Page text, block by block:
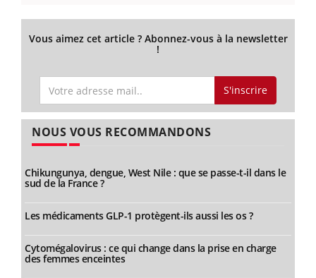
Vous aimez cet article ? Abonnez-vous à la newsletter
!
S'inscrire
NOUS VOUS RECOMMANDONS
Chikungunya, dengue, West Nile : que se passe-t-il dans le
sud de la France ?
Les médicaments GLP-1 protègent-ils aussi les os ?
Cytomégalovirus : ce qui change dans la prise en charge
des femmes enceintes